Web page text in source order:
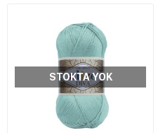
STOKTA YOK